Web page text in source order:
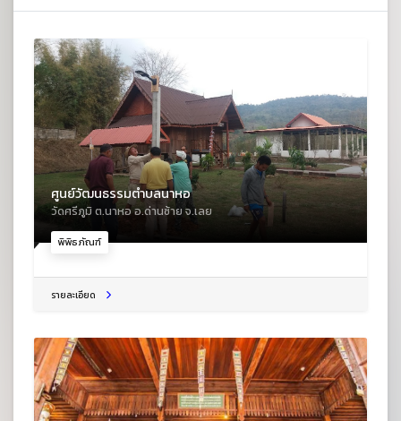
พิพิธภัณฑ์
ศูนย์วัฒนธรรมตำบลนาหอ
วัดศรีภูมิ ต.นาหอ อ.ด่านซ้าย จ.เลย
รายละเอียด